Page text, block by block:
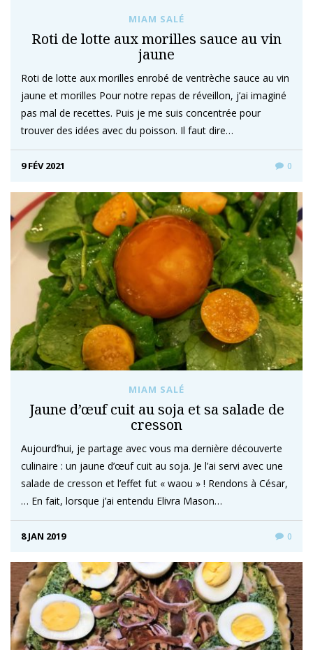
MIAM SALÉ
Roti de lotte aux morilles sauce au vin
jaune
Roti de lotte aux morilles enrobé de ventrèche sauce au vin
jaune et morilles Pour notre repas de réveillon, j’ai imaginé
pas mal de recettes. Puis je me suis concentrée pour
trouver des idées avec du poisson. Il faut dire…
9 FÉV 2021 0
MIAM SALÉ
Jaune d’œuf cuit au soja et sa salade de
cresson
Aujourd’hui, je partage avec vous ma dernière découverte
culinaire : un jaune d’œuf cuit au soja. Je l’ai servi avec une
salade de cresson et l’effet fut « waou » ! Rendons à César,
… En fait, lorsque j’ai entendu Elivra Mason…
8 JAN 2019 0